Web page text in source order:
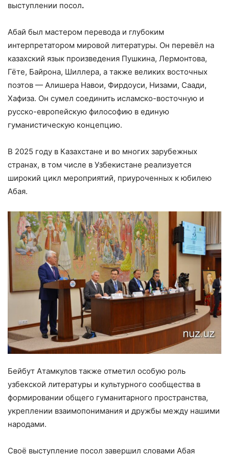
выступлении посол.
Абай был мастером перевода и глубоким
интерпретатором мировой литературы. Он перевёл на
казахский язык произведения Пушкина, Лермонтова,
Гёте, Байрона, Шиллера, а также великих восточных
поэтов — Алишера Навои, Фирдоуси, Низами, Саади,
Хафиза. Он сумел соединить исламско-восточную и
русско-европейскую философию в единую
гуманистическую концепцию.
В 2025 году в Казахстане и во многих зарубежных
странах, в том числе в Узбекистане реализуется
широкий цикл мероприятий, приуроченных к юбилею
Абая.
Бейбут Атамкулов также отметил особую роль
узбекской литературы и культурного сообщества в
формировании общего гуманитарного пространства,
укреплении взаимопонимания и дружбы между нашими
народами.
Своё выступление посол завершил словами Абая